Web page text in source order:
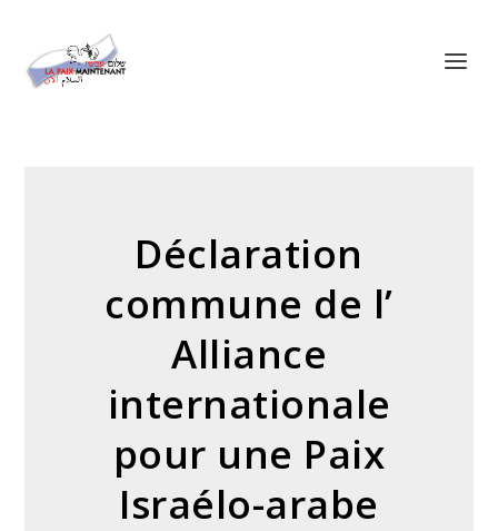
Déclaration
commune de l’
Alliance
internationale
pour une Paix
Israélo-arabe